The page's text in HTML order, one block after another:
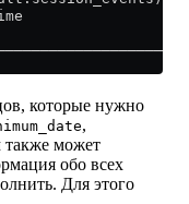
│
│
которые нужно
,
также может
обо всех
Для этого